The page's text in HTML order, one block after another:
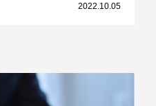
2022.10.05